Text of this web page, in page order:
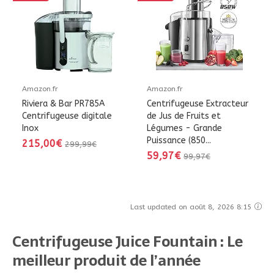
Amazon.fr
Riviera & Bar PR785A
Centrifugeuse digitale
Inox
215,00€ 299,99€
Amazon.fr
Centrifugeuse Extracteur
de Jus de Fruits et
Légumes - Grande
Puissance (850...
59,97€ 99,97€
Last updated on août 8, 2026 8:15
Centrifugeuse Juice Fountain : Le
meilleur produit de l’année